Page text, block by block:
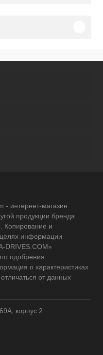
- интернет-магазин
продукции бренда
Копирование и
информации
DRIVES.COM»
одобрения.
о характеристиках
от данных
корпус 2